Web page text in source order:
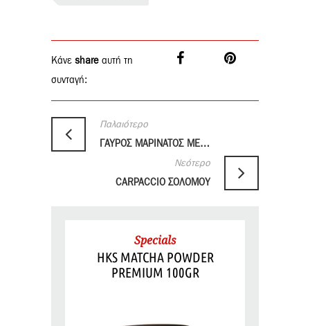
Κάνε share αυτή τη
συνταγή:
Παλαιότερο
ΓΑΥΡΟΣ ΜΑΡΙΝΑΤΟΣ ΜΕ YUZU KOSHO
Νεότερο
CARPACCIO ΣΟΛΟΜΟΥ
Specials
HKS MATCHA POWDER
PREMIUM 100GR